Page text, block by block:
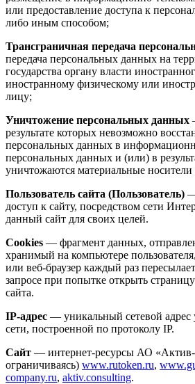
или предоставление доступа к
либо иным способом;
Трансграничная передача
передача персональных данных на
государства органу власти
иностранному физическому или
лицу;
Уничтожение персональных данных
результате которых невозможно
персональных данных в
персональных данных и (или) в
уничтожаются материальные
Пользователь сайта (Пользователь)
доступ к сайту, посредством сети
данный сайт для своих целей.
Cookies — фрагмент данных,
хранимый на компьютере
или веб-браузер каждый раз
запросе при попытке открыть
сайта.
IP-адрес — уникальный сетевой адрес
сети, построенной по протоколу IP.
Сайт — интернет-ресурсы АО «Актив-
ограничиваясь) www.rutoken.ru,
company.ru, aktiv.consulting.